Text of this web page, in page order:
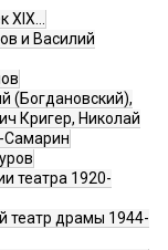
XIX…
и Василий
(Богдановский),
Кригер, Николай
Самарин
театра 1920-
театр драмы 1944-